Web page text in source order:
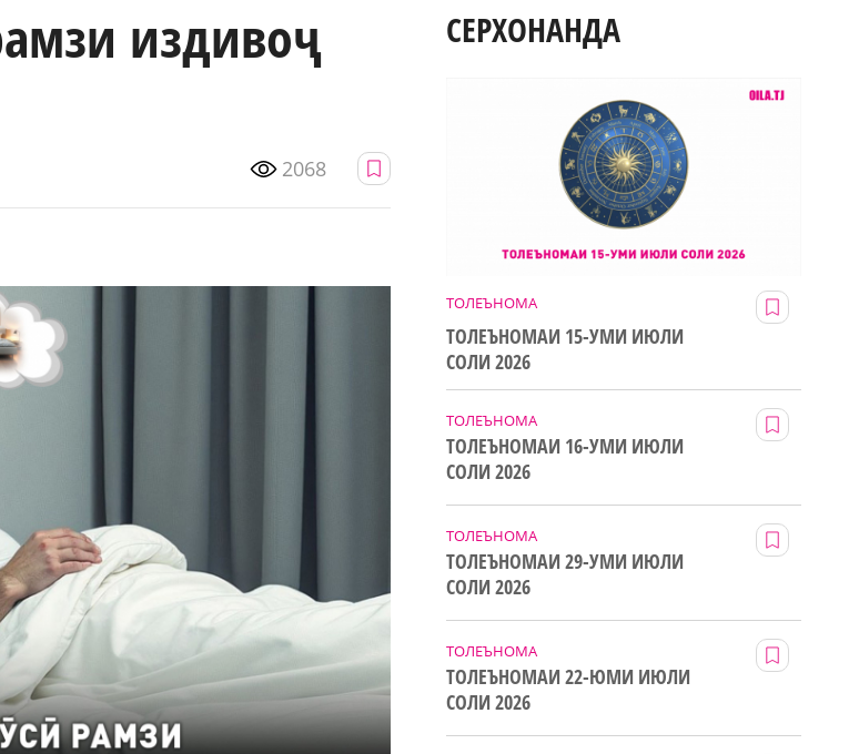
издивоҷ
2068
СЕРХОНАНДА
ТОЛЕЪНОМА
ТОЛЕЪНОМАИ 15-УМИ ИЮЛИ
СОЛИ 2026
ТОЛЕЪНОМА
ТОЛЕЪНОМАИ 16-УМИ ИЮЛИ
СОЛИ 2026
ТОЛЕЪНОМА
ТОЛЕЪНОМАИ 29-УМИ ИЮЛИ
СОЛИ 2026
ТОЛЕЪНОМА
ТОЛЕЪНОМАИ 22-ЮМИ ИЮЛИ
СОЛИ 2026